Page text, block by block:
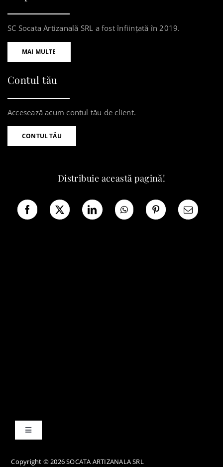
SC Socata Artizanală SRL a fost înființată în 2019.
MAI MULTE
Contul tău
Accesează acum contul tău de client.
CONTUL TĂU
Distribuie această pagină!
Toggle
Copyright © 2026 SOCATA ARTIZANALA SRL